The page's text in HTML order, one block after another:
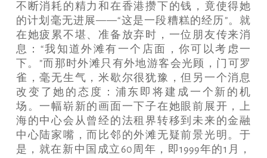
不断消耗的精力和在香港攒下的钱，竟使得她
的计划毫无进展——“这是一段糟糕的经历”。就
在她疲累不堪、准备放弃时，一位朋友传来消
息：“我知道外滩有一个店面，你可以考虑一
下。”而那时外滩只有外地游客会光顾，门可罗
雀，毫无生气，米歇尔很犹豫，但另一个消息
改变了她的态度：浦东即将建成一个新的机
场。一幅崭新的画面一下子在她眼前展开，上
海的中心会从曾经的法租界转移到未来的金融
中心陆家嘴，而比邻的外滩无疑前景光明。于
是，就在新中国成立60周年，即1999年的1月，